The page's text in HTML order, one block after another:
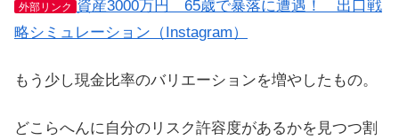
外部リンク 資産3000万円 65歳で暴落に遭遇！ 出口戦
略シミュレーション（Instagram）
もう少し現金比率のバリエーションを増やしたもの。
どこらへんに自分のリスク許容度があるかを見つつ割